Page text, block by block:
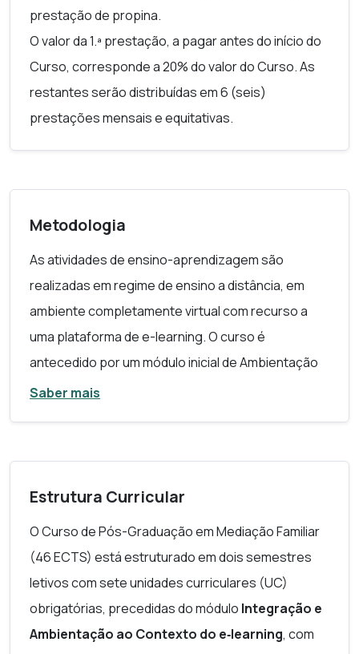
prestação de propina.
O valor da 1.ª prestação, a pagar antes do início do
Curso, corresponde a 20% do valor do Curso. As
restantes serão distribuídas em 6 (seis)
prestações mensais e equitativas.
Metodologia
As atividades de ensino-aprendizagem são
realizadas em regime de ensino a distância, em
ambiente completamente virtual com recurso a
uma plataforma de e-learning. O curso é
antecedido por um módulo inicial de Ambientação
Online, com o objetivo de permitir que as/os
Aberta e desenvolvam competências
fundamentais de comunicação online e
de uma comunidade de aprendizagem virtual.
Neste curso é adotado o Modelo Pedagógico da
Universidade Aberta, (Casanova, Machado,
Quintas Mendes, Ferreira, Aires, Martins, Serranho,
& Rocio, 2025), essencialmente orientado para o
Saber mais
Estrutura Curricular
O Curso de Pós-Graduação em Mediação Familiar
(46 ECTS) está estruturado em dois semestres
letivos com sete unidades curriculares (UC)
obrigatórias, precedidas do módulo Integração e
Ambientação ao Contexto do e‑learning, com